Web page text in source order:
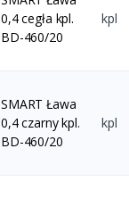
0,4 cegła kpl.
BD-460/20
kpl
SMART Ława
0,4 czarny kpl.
BD-460/20
kpl